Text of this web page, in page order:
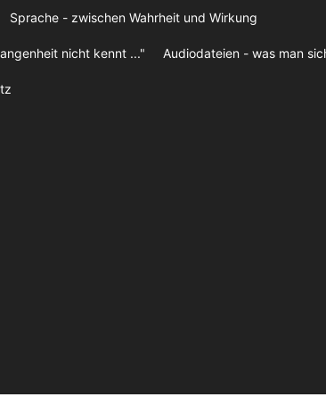
Sprache - zwischen Wahrheit und Wirkung
nicht kennt ..." Audiodateien - was man